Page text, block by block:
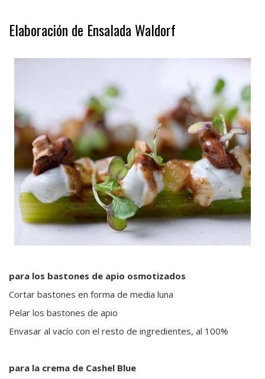
Elaboración de Ensalada Waldorf
para los bastones de apio osmotizados
Cortar bastones en forma de media luna
Pelar los bastones de apio
Envasar al vacío con el resto de ingredientes, al 100%
para la crema de Cashel Blue